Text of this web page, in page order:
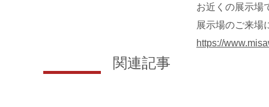
お近くの展示場
展示場のご来場
https://
関連記事